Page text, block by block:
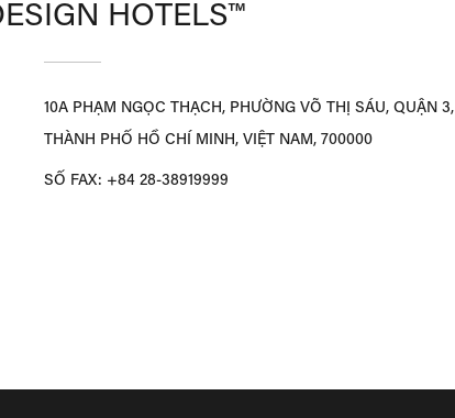
HOTELS™
10A PHẠM NGỌC THẠCH, PHƯỜNG VÕ THỊ SÁU, QUẬN 3,
THÀNH PHỐ HỒ CHÍ MINH, VIỆT NAM, 700000
SỐ FAX: +84 28-38919999